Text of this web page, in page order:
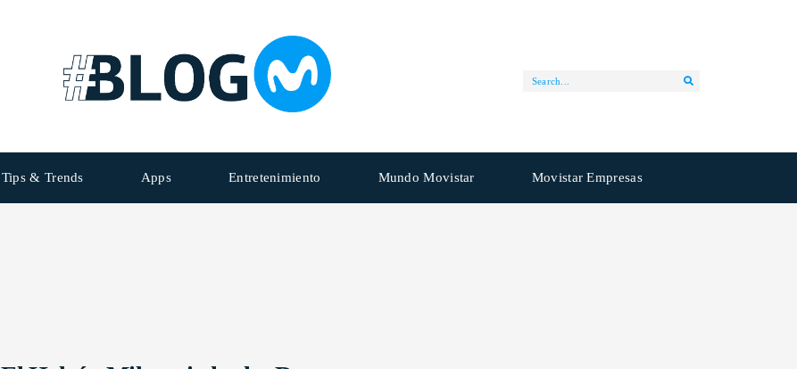
Tips & Trends Apps Entretenimiento Mundo Movistar Movistar Empresas